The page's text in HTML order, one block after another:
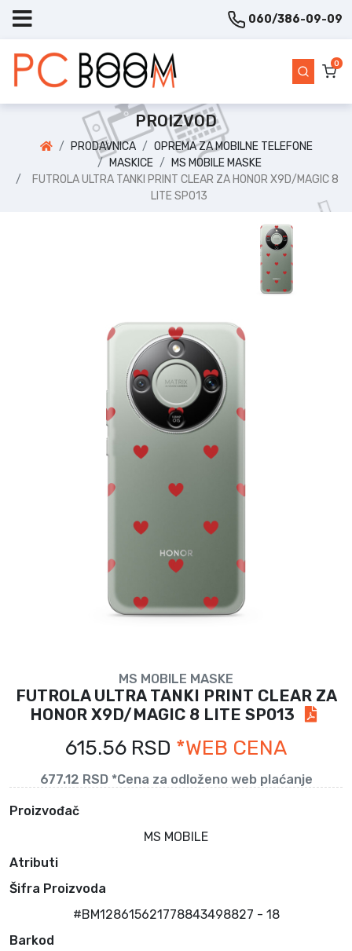
060/386-09-09
0
PROIZVOD
PRODAVNICA
OPREMA ZA MOBILNE TELEFONE
MASKICE
MS MOBILE MASKE
FUTROLA ULTRA TANKI PRINT CLEAR ZA HONOR X9D/MAGIC 8
LITE SP013
MS MOBILE MASKE
FUTROLA ULTRA TANKI PRINT CLEAR ZA
HONOR X9D/MAGIC 8 LITE SP013
615.56 RSD *WEB CENA
677.12 RSD *Cena za odloženo web plaćanje
Proizvođač
MS MOBILE
Atributi
Šifra Proizvoda
#BM128615621778843498827 - 18
Barkod